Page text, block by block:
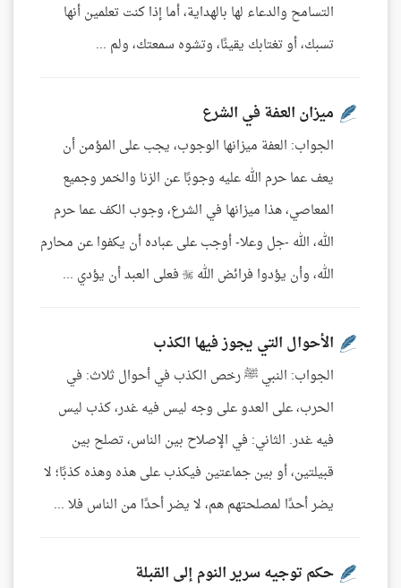
التسامح والدعاء لها بالهداية، أما إذا كنت تعلمين أنها
تسبك، أو تغتابك يقينًا، وتشوه سمعتك، ولم ...
ميزان العفة في الشرع
الجواب: العفة ميزانها الوجوب، يجب على المؤمن أن
يعف عما حرم الله عليه وجوبًا عن الزنا والخمر وجميع
المعاصي، هذا ميزانها في الشرع، وجوب الكف عما حرم
الله، الله -جل وعلا- أوجب على عباده أن يكفوا عن محارم
الله، وأن يؤدوا فرائض الله  فعلى العبد أن يؤدي ...
الأحوال التي يجوز فيها الكذب
الجواب: النبي ﷺ رخص الكذب في أحوال ثلاث: في
الحرب، على العدو على وجه ليس فيه غدر، كذب ليس
فيه غدر. الثاني: في الإصلاح بين الناس، تصلح بين
قبيلتين، أو بين جماعتين فيكذب على هذه وهذه كذبًا؛ لا
يضر أحدًا لمصلحتهم هم، لا يضر أحدًا من الناس فلا ...
حكم توجيه سرير النوم إلى القبلة